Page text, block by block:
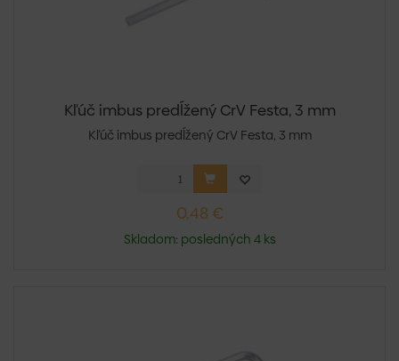
Kľúč imbus predĺžený CrV Festa, 3 mm
Kľúč imbus predĺžený CrV Festa, 3 mm
0,48 €
Skladom: posledných 4 ks